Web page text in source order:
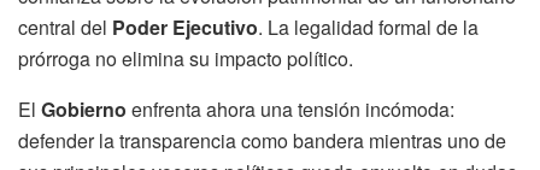
central del Poder Ejecutivo. La legalidad formal de la
prórroga no elimina su impacto político.
El Gobierno enfrenta ahora una tensión incómoda:
defender la transparencia como bandera mientras uno de